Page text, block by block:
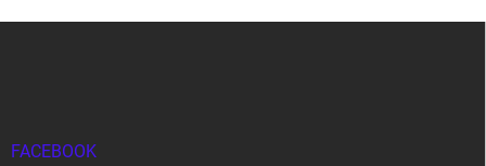
FACEBOOK